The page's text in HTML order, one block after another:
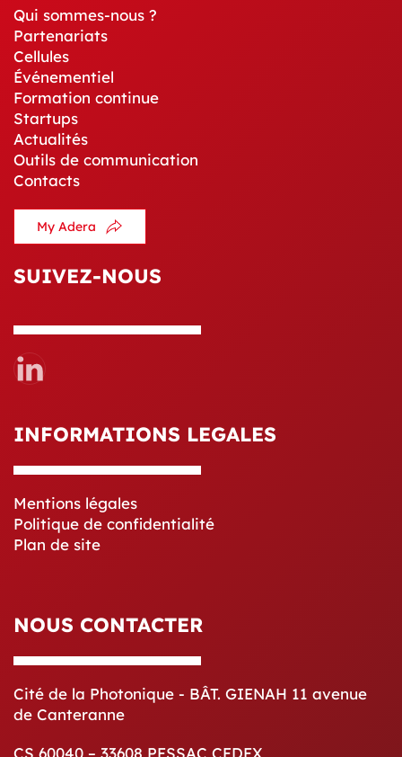
Qui sommes-nous ?
Partenariats
Cellules
Événementiel
Formation continue
Startups
Actualités
Outils de communication
Contacts
My Adera
SUIVEZ-NOUS
INFORMATIONS LEGALES
Mentions légales
Politique de confidentialité
Plan de site
NOUS CONTACTER
Cité de la Photonique - BÂT. GIENAH 11 avenue
de Canteranne
CS 60040 – 33608 PESSAC CEDEX